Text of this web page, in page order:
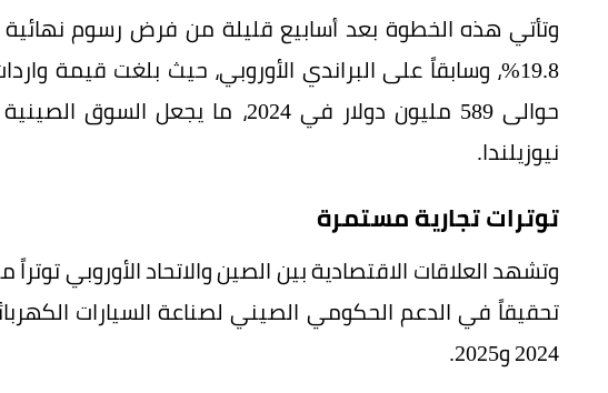
وتأتي هذه الخطوة بعد أسابيع قليلة من فرض رسوم نهائية
19.8%، وسابقاً على البراندي الأوروبي، حيث بلغت قيمة
حوالى 589 مليون دولار في 2024، ما
نيوزيلندا.
توترات تجارية مستمرة
تحقيقاً في الدعم الحكومي الصيني لصناعة السيارات
2024 و2025.